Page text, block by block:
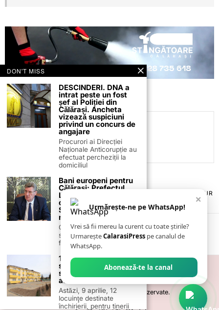
C.C
TERMENI ȘI CONDIȚII
POLITICA DE ANULARE & RETUR
PUBLICITATE ONLINE & TIPĂRITĂ
CONTACT
ZIARUL ANUNȚUL CĂLĂRĂȘEAN
© 2026- Toate drepturile sunt rezervate.
×
Urmărește-ne pe WhatsApp!
Vrei să fii mereu la curent cu toate știrile?
UrmareșteCalarasiPress pe canalul de
WhatsApp.
Abonează-te la canal
DON'T MISS
DESCINDERI. DNA a
intrat peste un fost
șef al Poliției din
Călărași. Ancheta
vizează suspiciuni
privind un concurs de
angajare
Procurori ai Direcției
Naționale Anticorupție au
efectuat percheziții la
domiciliul
Bani europeni pentru
Călărași: Prefectul
Laurențiu State anunță
colaborarea cu ADR
Sud-Muntenia pentru
noi finanțări
Călărașul se pregătește
să intre pe harta
finanțărilor europene, cu
12 locuințe pentru
specialiștii din
sănătate, recepționate
astăzi de CJC
Astăzi, 9 aprilie, 12
locuinţe destinate
închirierii, pentru tinerii